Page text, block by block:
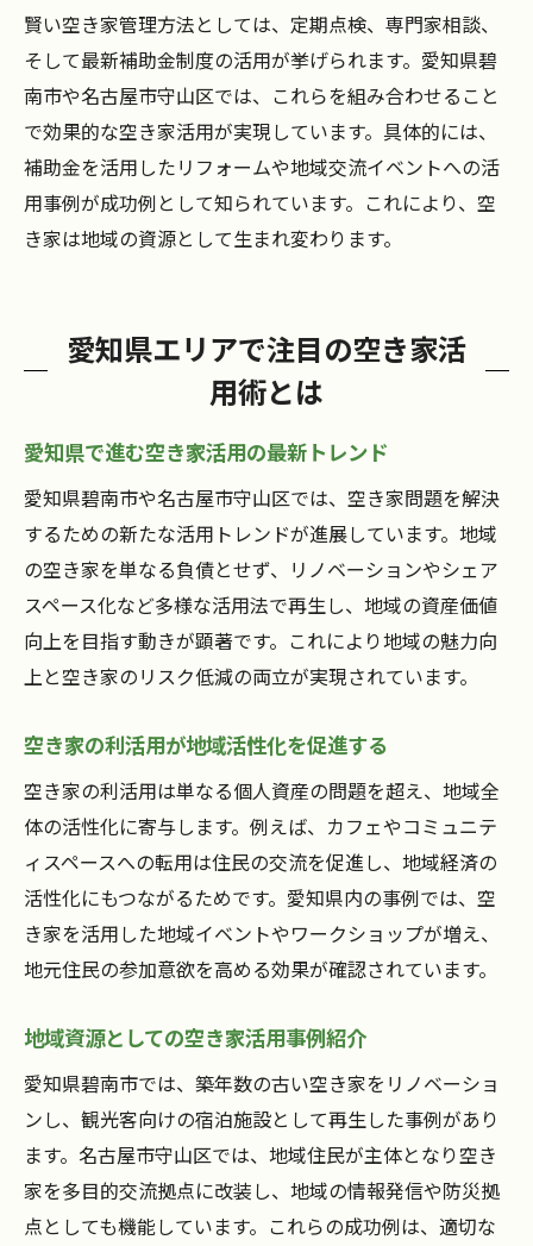
賢い空き家管理方法としては、定期点検、専門家相談、
そして最新補助金制度の活用が挙げられます。愛知県碧
南市や名古屋市守山区では、これらを組み合わせること
で効果的な空き家活用が実現しています。具体的には、
補助金を活用したリフォームや地域交流イベントへの活
用事例が成功例として知られています。これにより、空
き家は地域の資源として生まれ変わります。
愛知県エリアで注目の空き家活
用術とは
愛知県で進む空き家活用の最新トレンド
愛知県碧南市や名古屋市守山区では、空き家問題を解決
するための新たな活用トレンドが進展しています。地域
の空き家を単なる負債とせず、リノベーションやシェア
スペース化など多様な活用法で再生し、地域の資産価値
向上を目指す動きが顕著です。これにより地域の魅力向
上と空き家のリスク低減の両立が実現されています。
空き家の利活用が地域活性化を促進する
空き家の利活用は単なる個人資産の問題を超え、地域全
体の活性化に寄与します。例えば、カフェやコミュニテ
ィスペースへの転用は住民の交流を促進し、地域経済の
活性化にもつながるためです。愛知県内の事例では、空
き家を活用した地域イベントやワークショップが増え、
地元住民の参加意欲を高める効果が確認されています。
地域資源としての空き家活用事例紹介
愛知県碧南市では、築年数の古い空き家をリノベーショ
ンし、観光客向けの宿泊施設として再生した事例があり
ます。名古屋市守山区では、地域住民が主体となり空き
家を多目的交流拠点に改装し、地域の情報発信や防災拠
点としても機能しています。これらの成功例は、適切な